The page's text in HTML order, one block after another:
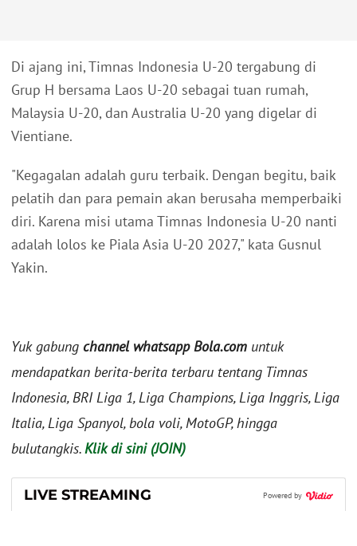
Di ajang ini, Timnas Indonesia U-20 tergabung di
Grup H bersama Laos U-20 sebagai tuan rumah,
Malaysia U-20, dan Australia U-20 yang digelar di
Vientiane.
"Kegagalan adalah guru terbaik. Dengan begitu, baik
pelatih dan para pemain akan berusaha memperbaiki
diri. Karena misi utama Timnas Indonesia U-20 nanti
adalah lolos ke Piala Asia U-20 2027," kata Gusnul
Yakin.
Yuk gabung channel whatsapp Bola.com untuk
mendapatkan berita-berita terbaru tentang Timnas
Indonesia, BRI Liga 1, Liga Champions, Liga Inggris, Liga
Italia, Liga Spanyol, bola voli, MotoGP, hingga
bulutangkis.Klik di sini (JOIN)
LIVE STREAMING Powered by